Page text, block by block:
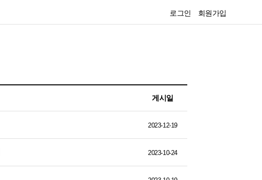
로그인 회원가입
게시일
2023-12-19
2023-10-24